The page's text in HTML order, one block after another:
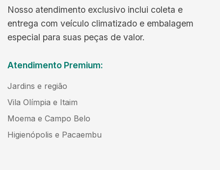
Nosso atendimento exclusivo inclui coleta e
entrega com veículo climatizado e embalagem
especial para suas peças de valor.
Atendimento Premium:
Jardins e região
Vila Olímpia e Itaim
Moema e Campo Belo
Higienópolis e Pacaembu